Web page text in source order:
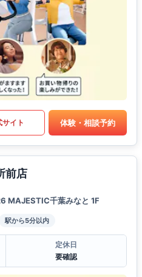
サイト 体験・相談予約
前店
MAJESTIC千葉みなと 1F
駅から5分以内
定休日
要確認